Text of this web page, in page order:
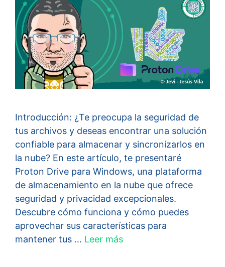
Introducción: ¿Te preocupa la seguridad de
tus archivos y deseas encontrar una solución
confiable para almacenar y sincronizarlos en
la nube? En este artículo, te presentaré
Proton Drive para Windows, una plataforma
de almacenamiento en la nube que ofrece
seguridad y privacidad excepcionales.
Descubre cómo funciona y cómo puedes
aprovechar sus características para
mantener tus … Leer más